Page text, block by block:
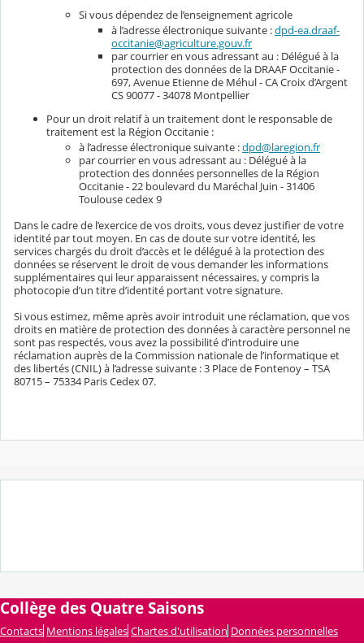
Si vous dépendez de l’enseignement agricole
à l’adresse électronique suivante :dpd-ea.draaf-
occitanie@agriculture.gouv.fr
par courrier en vous adressant au : Délégué à la
protection des données de la DRAAF Occitanie -
697, Avenue Etienne de Méhul - CA Croix d’Argent
CS 90077 - 34078 Montpellier
Pour un droit relatif à un traitement dont le responsable de
traitement est la Région Occitanie :
à l’adresse électronique suivante :dpd@laregion.fr
par courrier en vous adressant au : Délégué à la
protection des données personnelles de la Région
Occitanie - 22 boulevard du Maréchal Juin - 31406
Toulouse cedex 9
Dans le cadre de l’exercice de vos droits, vous devez justifier de votre
identité par tout moyen. En cas de doute sur votre identité, les
services chargés du droit d’accès et le délégué à la protection des
données se réservent le droit de vous demander les informations
supplémentaires qui leur apparaissent nécessaires, y compris la
photocopie d’un titre d’identité portant votre signature.
Si vous estimez, même après avoir introduit une réclamation, que vos
droits en matière de protection des données à caractère personnel ne
sont pas respectés, vous avez la possibilité d’introduire une
réclamation auprès de la Commission nationale de l’informatique et
des libertés (CNIL) à l’adresse suivante : 3 Place de Fontenoy – TSA
80715 – 75334 Paris Cedex 07.
Collège des Quatre Saisons
Contacts Mentions légales Chartes d'utilisation Données personnelles